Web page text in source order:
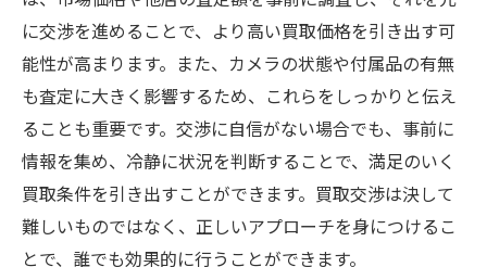
に交渉を進めることで、より高い買取価格を引き出す可
能性が高まります。また、カメラの状態や付属品の有無
も査定に大きく影響するため、これらをしっかりと伝え
ることも重要です。交渉に自信がない場合でも、事前に
情報を集め、冷静に状況を判断することで、満足のいく
買取条件を引き出すことができます。買取交渉は決して
難しいものではなく、正しいアプローチを身につけるこ
とで、誰でも効果的に行うことができます。